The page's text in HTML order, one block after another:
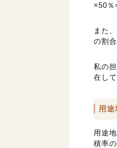
×50％
また
の割
私の
在し
用
用途
積率